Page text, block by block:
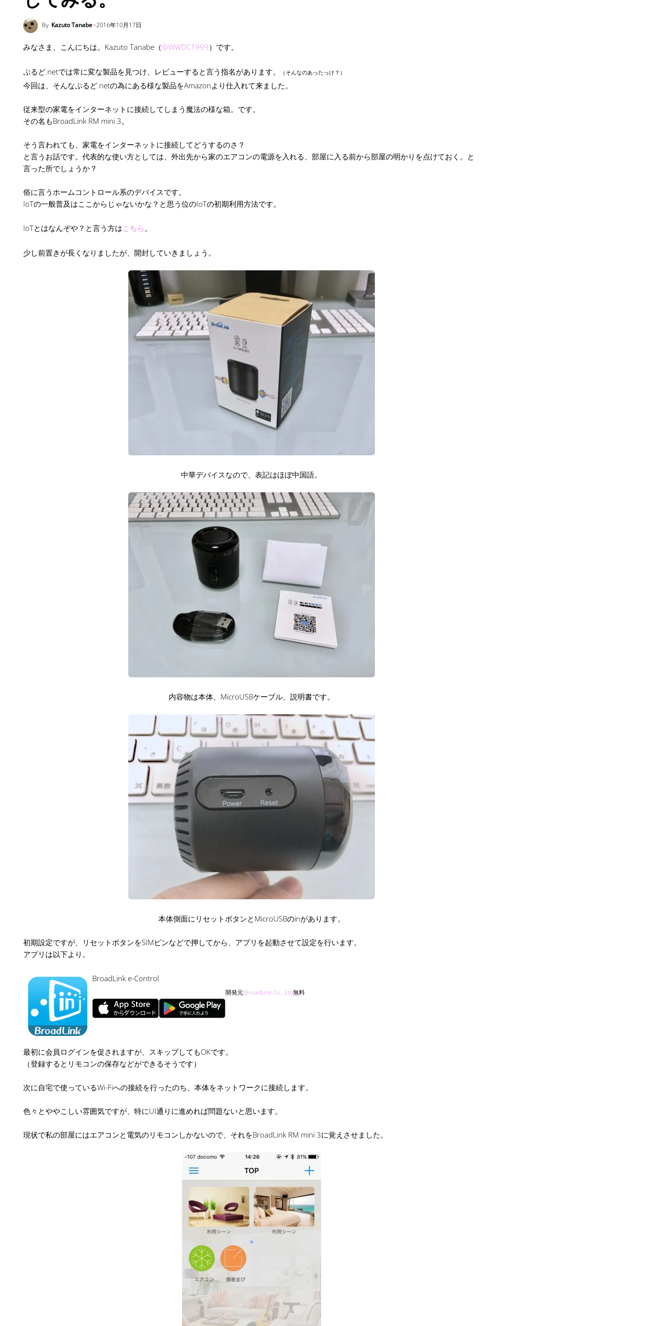
By Kazuto Tanabe 2016年10月17日
みなさま、こんにちは。Kazuto Tanabe（@WWDC1999）です。
ぷるど.netでは常に変な製品を見つけ、レビューすると言う指名があります。 （そんなのあったっけ？）
今回は、そんなぷるど.netの為にある様な製品をAmazonより仕入れて来ました。
従来型の家電をインターネットに接続してしまう魔法の様な箱。です。
その名もBroadLink RM mini 3。
そう言われても、家電をインターネットに接続してどうするのさ？
と言うお話です。代表的な使い方としては、外出先から家のエアコンの電源を入れる、部屋に入る前から部屋の明かりを点けておく。と
言った所でしょうか？
俗に言うホームコントロール系のデバイスです。
IoTの一般普及はここからじゃないかな？と思う位のIoTの初期利用方法です。
IoTとはなんぞや？と言う方はこちら。
少し前置きが長くなりましたが、開封していきましょう。
中華デバイスなので、表記はほぼ中国語。
内容物は本体、MicroUSBケーブル、説明書です。
本体側面にリセットボタンとMicroUSBのinがあります。
初期設定ですが、リセットボタンをSIMピンなどで押してから、アプリを起動させて設定を行います。
アプリは以下より。
BroadLink e-Control
開発元:BroadLink Co., Ltd無料
最初に会員ログインを促されますが、スキップしてもOKです。
（登録するとリモコンの保存などができるそうです）
次に自宅で使っているWi-Fiへの接続を行ったのち、本体をネットワークに接続します。
色々とややこしい雰囲気ですが、特にUI通りに進めれば問題ないと思います。
現状で私の部屋にはエアコンと電気のリモコンしかないので、それをBroadLink RM mini 3に覚えさせました。